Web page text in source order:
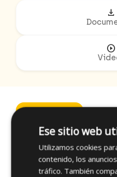
download
play_circle
Referencia
Ø Tornillo
(mm)
Ese sitio web
Utilizamos cookies
contenido, los
tráfico. También